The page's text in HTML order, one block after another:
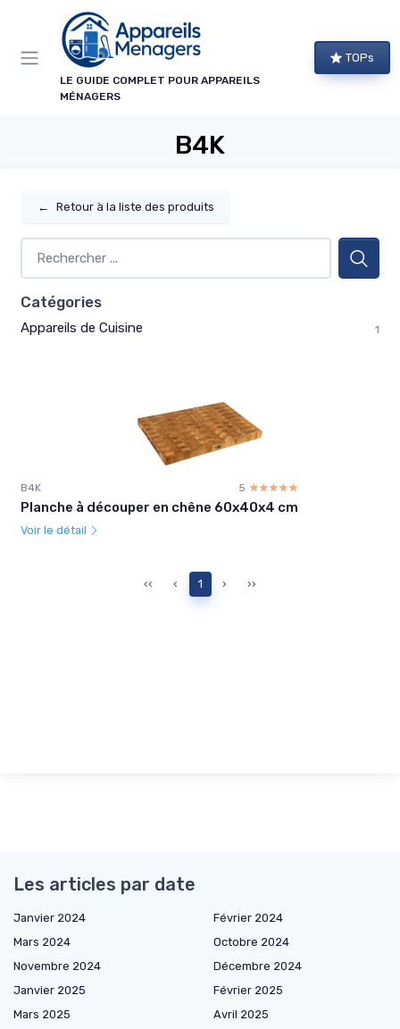
LE GUIDE COMPLET POUR APPAREILS
MÉNAGERS
TOPs
B4K
← Retour à la liste des produits
Catégories
Appareils de Cuisine 1
B4K 5 ☆☆☆☆☆
★★★★★
Planche à découper en chêne 60x40x4 cm
Voir le détail
‹‹ ‹ 1 › ››
Les articles par date
Janvier 2024
Février 2024
Mars 2024
Octobre 2024
Novembre 2024
Décembre 2024
Janvier 2025
Février 2025
Mars 2025
Avril 2025
Panneau de gestion des cookies